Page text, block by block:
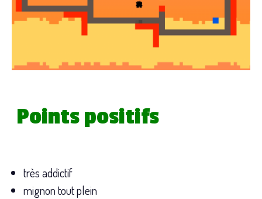
Points positifs
très addictif
mignon tout plein